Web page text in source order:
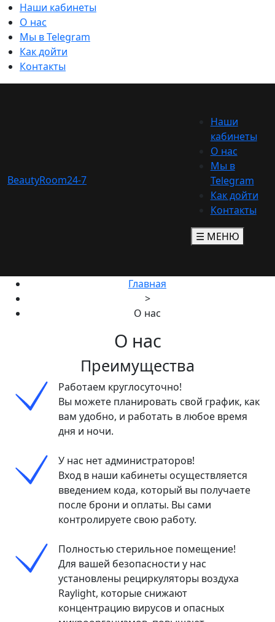
Наши кабинеты
О нас
Мы в Telegram
Как дойти
Контакты
BeautyRoom24-7
Наши
кабинеты
О нас
Мы в
Telegram
Как дойти
Контакты
☰ МЕНЮ
Главная
>
О нас
О нас
Преимущества
Работаем круглосуточно!
Вы можете планировать свой график, как
вам удобно, и работать в любое время
дня и ночи.
У нас нет администраторов!
Вход в наши кабинеты осуществляется
введением кода, который вы получаете
после брони и оплаты. Вы сами
контролируете свою работу.
Полностью стерильное помещение!
Для вашей безопасности у нас
установлены рециркуляторы воздуха
Raylight, которые снижают
концентрацию вирусов и опасных